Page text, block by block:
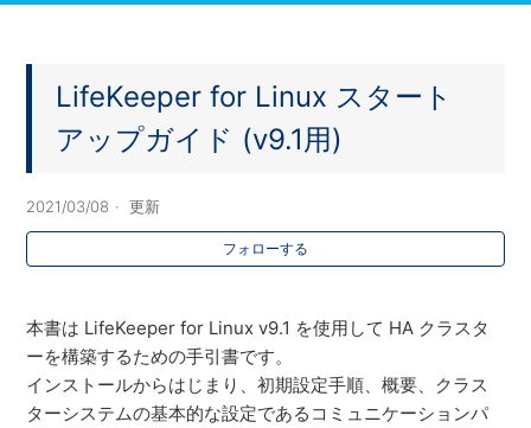
LifeKeeper for Linux スタート
アップガイド (v9.1用)
2021/03/08 更新
フォローする
本書は LifeKeeper for Linux v9.1 を使用して HA クラスタ
ーを構築するための手引書です。
インストールからはじまり、初期設定手順、概要、クラス
ターシステムの基本的な設定であるコミュニケーションパ